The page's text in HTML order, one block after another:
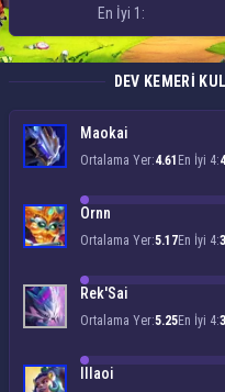
En İyi 1:
DEV KEMERI
Maokai
Ortalama Yer:4.61 En İyi 4:
Ornn
Ortalama Yer:5.17En İyi 4:
Rek'Sai
Ortalama Yer:5.25En İyi 4:
Illaoi